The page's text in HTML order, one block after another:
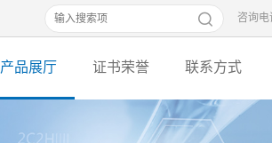
咨询电
产品展厅 证书荣誉 联系方式